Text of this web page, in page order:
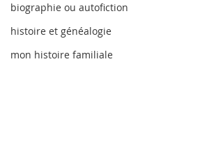
biographie ou autofiction
histoire et généalogie
mon histoire familiale